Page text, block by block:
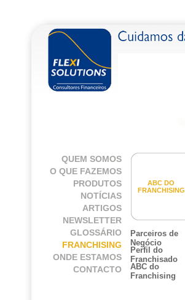
QUEM SOMOS
O QUE FAZEMOS
PRODUTOS
NOTÍCIAS
ARTIGOS
NEWSLETTER
GLOSSÁRIO
FRANCHISING
ONDE ESTAMOS
CONTACTO
ABC DO
FRANCHISING
Parceiros de
Negócio
Perfil do
Franchisado
ABC do
Franchising